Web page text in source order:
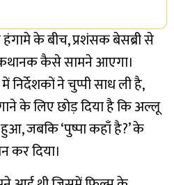
के बीच, प्रशंसक बेसब्री से
कैसे सामने आएगा।
ने चुप्पी साध ली है,
के लिए छोड़ दिया है कि अल्लू
जबकि ‘पुष्पा कहाँ है?’ के
कर दिया।